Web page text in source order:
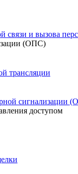
связи и вызова
(ОПС)
трансляции
сигнализации
доступом